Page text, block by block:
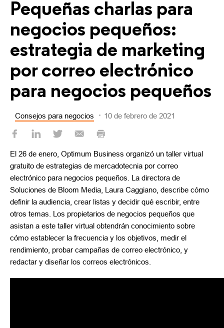
Pequeñas charlas para
negocios pequeños:
estrategia de marketing
por correo electrónico
para negocios pequeños
Consejos para negocios 10 de febrero de 2021
El 26 de enero, Optimum Business organizó un taller virtual
gratuito de estrategias de mercadotecnia por correo
electrónico para negocios pequeños. La directora de
Soluciones de Bloom Media, Laura Caggiano, describe cómo
definir la audiencia, crear listas y decidir qué escribir, entre
otros temas. Los propietarios de negocios pequeños que
asistan a este taller virtual obtendrán conocimiento sobre
cómo establecer la frecuencia y los objetivos, medir el
rendimiento, probar campañas de correo electrónico, y
redactar y diseñar los correos electrónicos.